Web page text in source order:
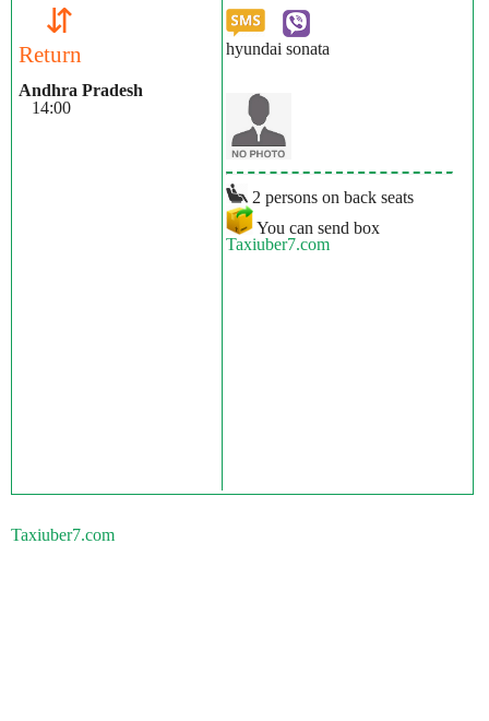
⇵
Return
Andhra Pradesh
14:00
hyundai sonata
2 persons on back seats
You can send box
Taxiuber7.com
Taxiuber7.com